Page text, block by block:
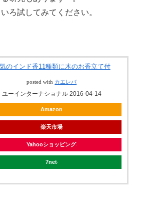
ろ試してみてください。
のインド香11種類に木のお香立て付
posted with カエレバ
ユーインターナショナル 2016-04-14
Amazon
楽天市場
Yahooショッピング
7net